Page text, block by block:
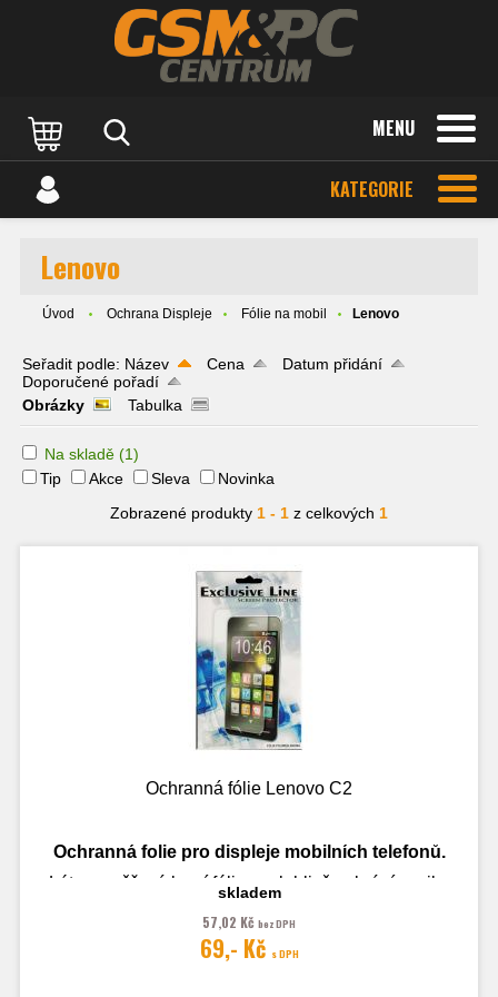
MENU
KATEGORIE
Lenovo
Úvod Ochrana Displeje Fólie na mobil Lenovo
Seřadit podle: Název Cena
Datum přidání
Doporučené pořadí
Obrázky
Tabulka
Na skladě (1)
Tip
Akce Sleva
Novinka
Zobrazené produkty 1 - 1 z celkových 1
Ochranná fólie Lenovo C2
Ochranná folie pro displeje mobilních telefonů.
Léty prověřená krycí fólie spolehlivě zabrání vzniku
drobných škrábanců na povrchu displeje i Vašeho
mobilního telefonu či tabletu. Fólie má přesné výřezy
prosluchátka, tlačítka či selfie fotoaparáty.
skladem
57,02 Kč bez DPH
69,- Kč s DPH